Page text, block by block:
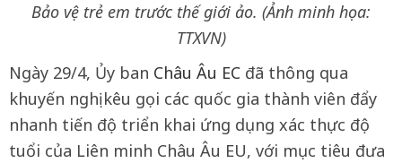
Bảo vệ trẻ em trước thế giới ảo. (Ảnh minh họa:
TTXVN)
Ngày 29/4, Ủy ban Châu Âu EC đã thông qua
khuyến nghị kêu gọi các quốc gia thành viên đẩy
nhanh tiến độ triển khai ứng dụng xác thực độ
tuổi của Liên minh Châu Âu EU, với mục tiêu đưa